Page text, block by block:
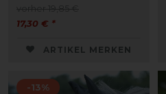
17,30 € *
ARTIKEL MERKEN
-13%